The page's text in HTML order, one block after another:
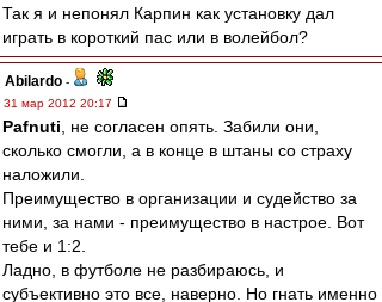
Так я и непонял Карпин как установку дал
играть в короткий пас или в волейбол?
Abilardo -
31 мар 2012 20:17
Pafnuti , не согласен опять. Забили они,
сколько смогли, а в конце в штаны со страху
наложили.
Преимущество в организации и судейство за
ними, за нами - преимущество в настрое. Вот
тебе и 1:2.
Ладно, в футболе не разбираюсь, и
субъективно это все, наверно. Но гнать именно